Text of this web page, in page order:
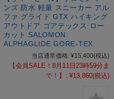
ンズ 防水 軽量 スニーカー アル
ファ グライド GTX ハイキング
アウトドア ゴアテックス ロー
カット SALOMON
ALPHAGLIDE GORE-TEX
当店通常価格: ¥15,400(税込)
【会員SALE！8月11日23時59分ま
で！】: ¥13,860(税込)